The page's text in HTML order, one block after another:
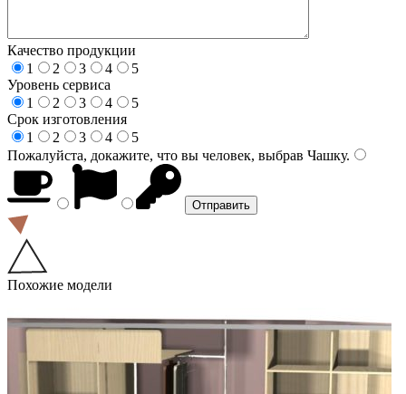
Качество продукции
1
2 3 4
5
Уровень сервиса
1
2 3 4
5
Срок изготовления
1
2 3 4
5
Пожалуйста, докажите, что вы человек, выбрав Чашку.
Похожие модели